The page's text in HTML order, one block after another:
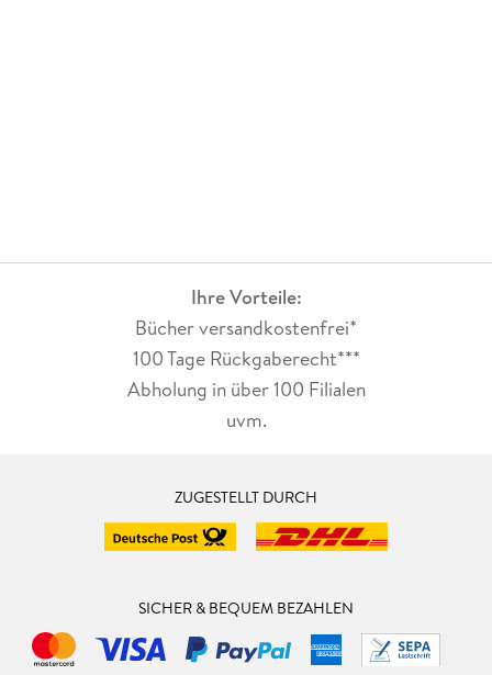
Ihre Vorteile:
Bücher versandkostenfrei*
100 Tage Rückgaberecht***
Abholung in über 100 Filialen
uvm.
ZUGESTELLT DURCH
SICHER & BEQUEM BEZAHLEN